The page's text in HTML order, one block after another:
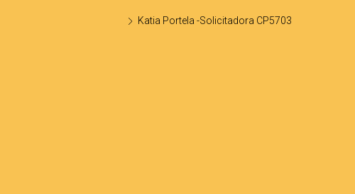
Katia Portela -Solicitadora CP5703